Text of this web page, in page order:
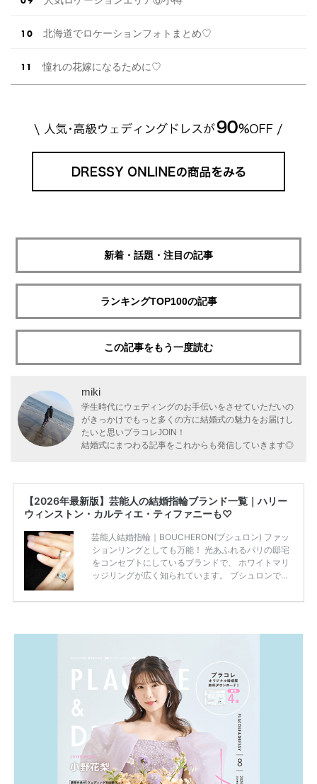
北海道でロケーションフォトまとめ♡
憧れの花嫁になるために♡
新着・話題・注目の記事
ランキングTOP100の記事
この記事をもう一度読む
miki
学生時代にウェディングのお手伝いをさせていただいの
がきっかけでもっと多くの方に結婚式の魅力をお届けし
たいと思いプラコレJOIN！
結婚式にまつわる記事をこれからも発信していきます◎
【2026年最新版】芸能人の結婚指輪ブランド一覧｜ハリー
ウィンストン・カルティエ・ティファニーも♡
芸能人結婚指輪｜BOUCHERON(ブシュロン) ファッ
ションリングとしても万能！ 光あふれるパリの邸宅
をコンセプトにしているブランドで、 ホワイトマリ
ッジリングが広く知られています。 ブシュロンで特
ング」は、 小栗さんと山田さんが結婚指輪に選ばれ
eck！ 婚約指輪にTiffanyを着用された 小栗旬さんと
山田優さん。 結婚指輪は、ブシュロン（ […]
読む